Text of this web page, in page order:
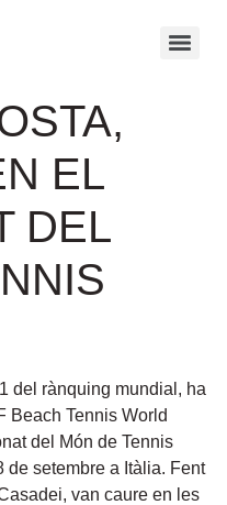
EL
DEL
del rànquing mundial, ha
Beach Tennis World
del Món de Tennis
de setembre a Itàlia. Fent
van caure en les